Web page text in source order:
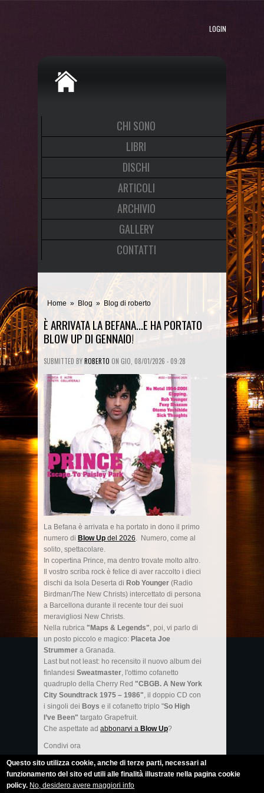
LOGIN
CHI SONO
LIBRI
DISCHI
ARTICOLI
ARCHIVIO
GALLERY
CONTATTI
Home » Blog » Blog di roberto
È ARRIVATA LA BEFANA...E HA PORTATO
BLOW UP DI GENNAIO!
SUBMITTED BYROBERTO ON GIO, 08/01/2026 - 09:28
La Befana è arrivata e ha portato in dono il primo
numero di Blow Up del 2026. Numero, come al
solito, spettacolare.
In copertina Prince, ma dentro trovate molto altro.
Il vostro scriba rock è felice di aver raccolto i dieci
dischi da Isola Deserta di Rob Younger (Radio
Birdman/The New Christs) intercettato di persona
a Barcellona durante il recente tour dei suoi
meravigliosi New Christs.
Nella rubrica "Maps & Legends", poi, vi parlo di
un posto piccolo e magico: Placeta Joe
Strummer a Granada.
Last but not least: ho recensito il nuovo album dei
finlandesi Sweatmaster, l'ottimo cofanetto
quadruplo della Cherry Red "CBGB. A New York
City Soundtrack 1975 – 1986", il doppio CD con
i singoli dei Boys e il cofanetto triplo "So High
I’ve Been" targato Grapefruit.
Che aspettate ad abbonarvi a Blow Up?
Condivi ora
Questo sito utilizza cookie, anche di terze parti, necessari al
funzionamento del sito ed utili alle finalità illustrate nella pagina cookie
policy. No, desidero avere maggiori info